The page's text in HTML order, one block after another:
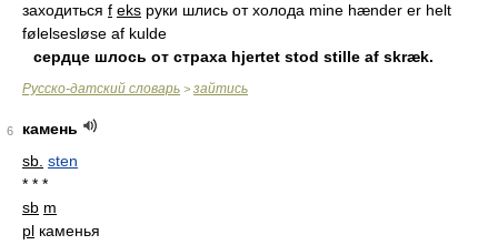
заходиться f eks руки шлись от холода mine hænder er helt
følelsesløse af kulde
сердце шлось от страха hjertet stod stille af skræk.
Русско-датский словарь > зайтись
6
камень
sb. sten
* * *
sb m
pl каменья